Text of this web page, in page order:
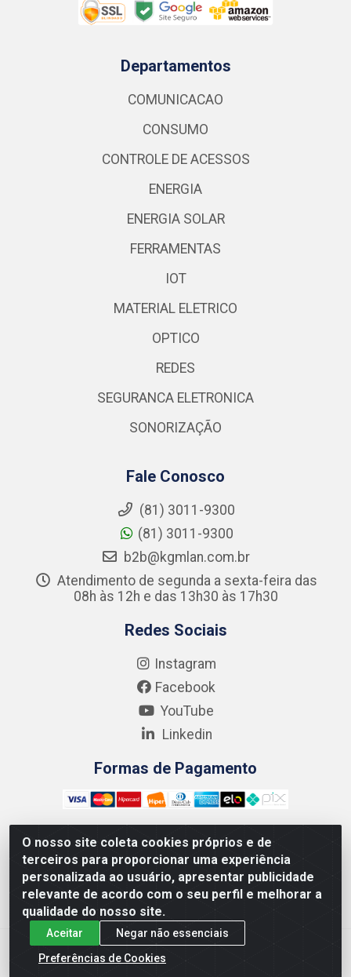
O nosso site coleta cookies próprios e de
terceiros para proporcionar uma experiência
personalizada ao usuário, apresentar publicidade
relevante de acordo com o seu perfil e melhorar a
qualidade do nosso site.
Aceitar
Negar não essenciais
Preferências de Cookies
Departamentos
COMUNICACAO
CONSUMO
CONTROLE DE ACESSOS
ENERGIA
ENERGIA SOLAR
FERRAMENTAS
IOT
MATERIAL ELETRICO
OPTICO
REDES
SEGURANCA ELETRONICA
SONORIZAÇÃO
Fale Conosco
(81) 3011-9300
(81) 3011-9300
b2b@kgmlan.com.br
Atendimento de segunda a sexta-feira das
08h às 12h e das 13h30 às 17h30
Redes Sociais
Instagram
Facebook
YouTube
Linkedin
Formas de Pagamento
Kgmlan Distribuidora LTDA - CNPJ 18.217.682/0001-54 -
Rua Pedro de Barros Cavalcante, 58 - Bultrins, Olinda/PE
- CEP 53320-110